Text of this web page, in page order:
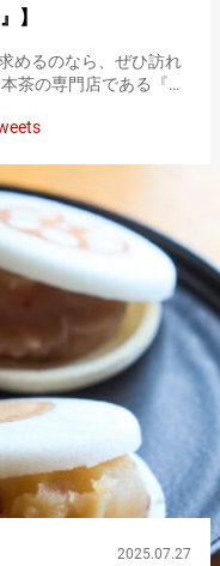
】
めるのなら、ぜひ訪れ
茶の専門店である『八
スイーツたち。 あんみ
2025.07.27